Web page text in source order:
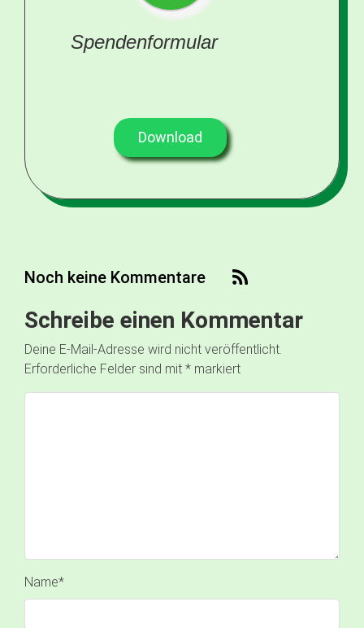
Spendenformular
Download
Noch keine Kommentare
Schreibe einen Kommentar
Deine E-Mail-Adresse wird nicht veröffentlicht.
Erforderliche Felder sind mit * markiert
Name*